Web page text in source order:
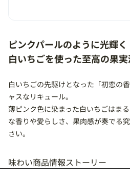
ピンクパールのように光輝く
白いちごを使った至高の果
白いちごの先駆けとなった「初恋の
ャスなリキュール。
薄ピンク色に染まった白いちごはま
な香りや愛らしさ、果肉感が奏でる
さい。
味わい商品情報ストーリー